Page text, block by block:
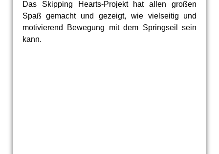
Das Skipping Hearts-Projekt hat allen großen
Spaß gemacht und gezeigt, wie vielseitig und
motivierend Bewegung mit dem Springseil sein
kann.